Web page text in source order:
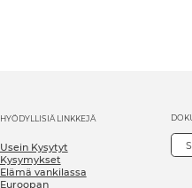
HYÖDYLLISIÄ LINKKEJÄ
Usein Kysytyt
Kysymykset
Elämä vankilassa
Euroopan